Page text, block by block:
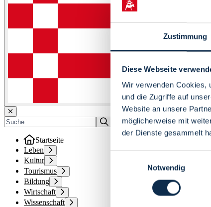
Zustimmung
Diese Webseite
Wir verwenden Cookies,
und die Zugriffe auf
Website an unsere
möglicherweise mit
der Dienste gesammelt
Notwendig
Startseite
Leben
Kultur
Tourismus
Bildung
Wirtschaft
Wissenschaft